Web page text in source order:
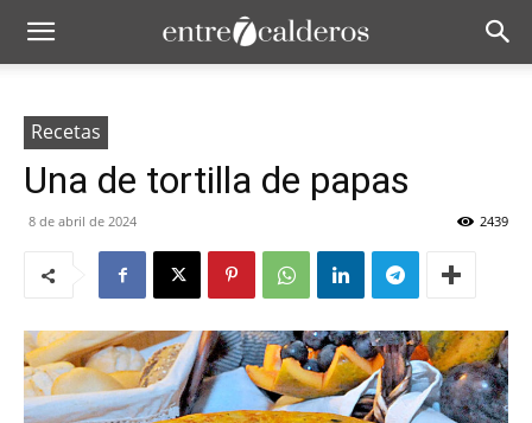
Recetas
Una de tortilla de papas
8 de abril de 2024 2439